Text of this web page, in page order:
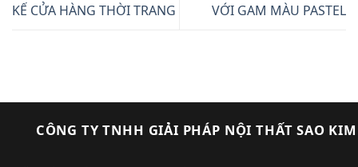
KẾ CỬA HÀNG THỜI TRANG
VỚI GAM MÀU PASTEL
CÔNG TY TNHH GIẢI PHÁP NỘI THẤT SAO KIM